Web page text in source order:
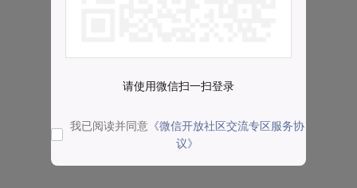
请使用微信扫一扫登录
我已阅读并同意 《微信开放社区交流专区服务协
议》